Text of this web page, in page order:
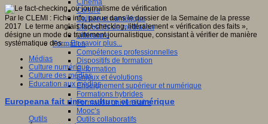
Cinéma
Culture
Culture et numérique
Dispositifs de médiation
Littérature
Formation
Compétences professionnelles
Dispositifs de formation
E- formation
Enjeux et évolutions
Enseignement supérieur et numérique
Formations hybrides
Formation universitaire
Mooc’s
Outils collaboratifs
Par le CLEMI : Fiche info, parue dans le dossier de la Semaine de la presse
2017 Le terme anglais fact-checking, littéralement « vérification des faits »,
désigne un mode de traitement journalistique, consistant à vérifier de manière
systématique des…En savoir plus...
Médias
Culture numérique
Culture des médias
Education aux médias
Europeana fait rimer culture et numérique
Outils